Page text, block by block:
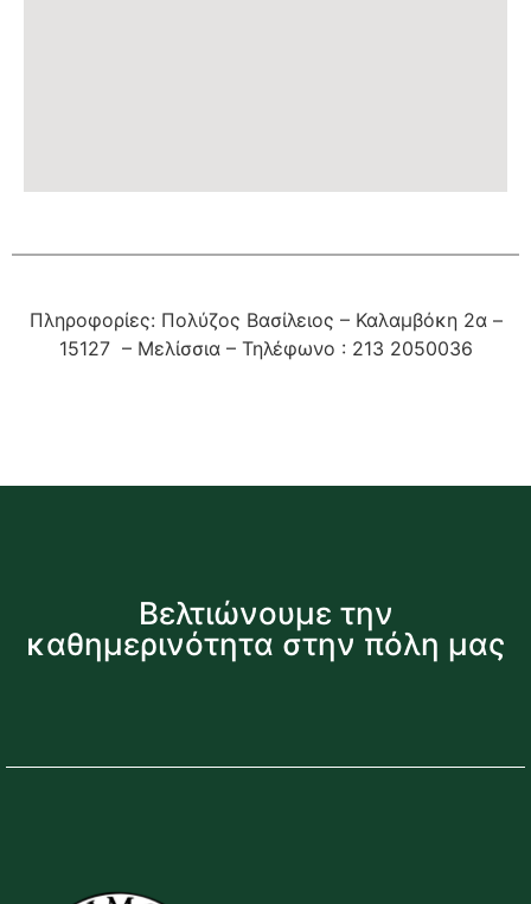
Πληροφορίες: Πολύζος Βασίλειος – Καλαμβόκη 2α –
15127 – Μελίσσια – Τηλέφωνο : 213 2050036
Βελτιώνουμε την
καθημερινότητα στην πόλη μας